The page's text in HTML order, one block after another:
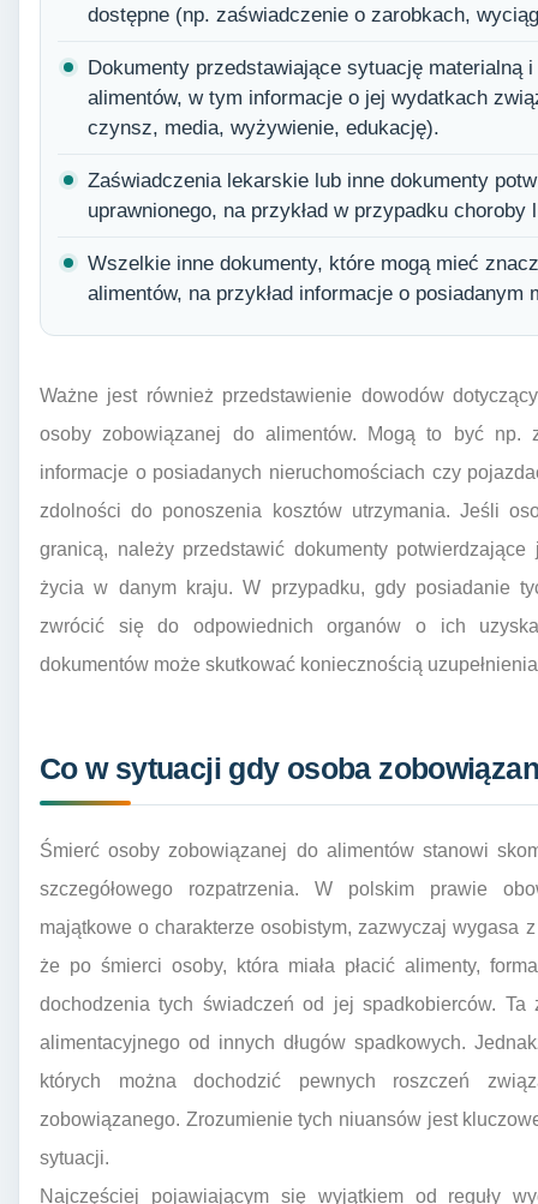
dostępne (np. zaświadczenie o zarobkach,
Dokumenty przedstawiające sytuację materialną
alimentów, w tym informacje o jej wydatkach
czynsz, media, wyżywienie, edukację).
Zaświadczenia lekarskie lub inne dokumenty
uprawnionego, na przykład w przypadku choroby
Wszelkie inne dokumenty, które mogą mieć
alimentów, na przykład informacje o posiadanym
Ważne jest również przedstawienie dowodów
osoby zobowiązanej do alimentów. Mogą to być np.
informacje o posiadanych nieruchomościach czy
zdolności do ponoszenia kosztów utrzymania. Jeśli
granicą, należy przedstawić dokumenty
życia w danym kraju. W przypadku, gdy posiadanie
zwrócić się do odpowiednich organów o ich
dokumentów może skutkować koniecznością
Co w sytuacji gdy osoba
Śmierć osoby zobowiązanej do alimentów stanowi
szczegółowego rozpatrzenia. W polskim prawie
majątkowe o charakterze osobistym, zazwyczaj wygasa
że po śmierci osoby, która miała płacić alimenty,
dochodzenia tych świadczeń od jej spadkobierców.
alimentacyjnego od innych długów spadkowych.
których można dochodzić pewnych roszczeń
zobowiązanego. Zrozumienie tych niuansów jest
sytuacji.
Najczęściej pojawiającym się wyjątkiem od reguły